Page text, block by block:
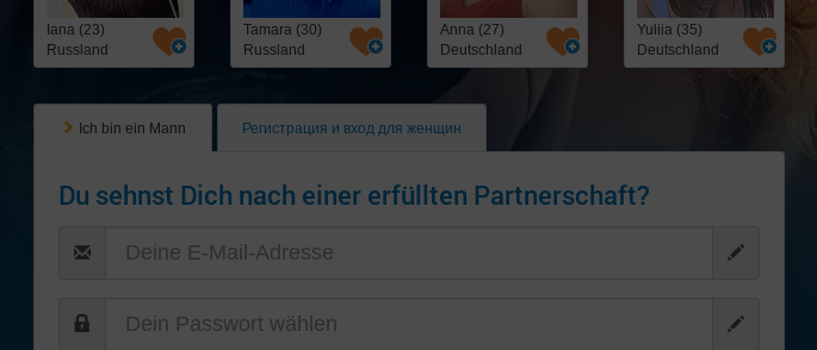
Iana (23)
Russland
Tamara (30)
Russland
Anna (27)
Deutschland
Yuliia (35)
Deutschland
Ich bin ein Mann Регистрация и вход для женщин
Du sehnst Dich nach einer erfüllten Partnerschaft?